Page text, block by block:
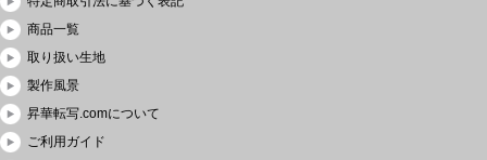
商品一覧
取り扱い生地
製作風景
昇華転写.comについて
ご利用ガイド